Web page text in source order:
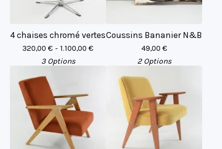
4 chaises chromé vertes
320,00 € - 1.100,00 €
3 Options
Coussins Bananier N&B
49,00 €
2 Options